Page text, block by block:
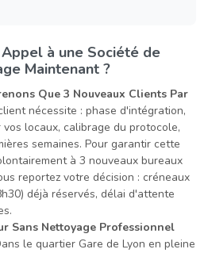
à une Société de
Maintenant ?
Que 3 Nouveaux Clients Par
nécessite : phase d'intégration,
locaux, calibrage du protocole,
semaines. Pour garantir cette
à 3 nouveaux bureaux
reportez votre décision : créneaux
déjà réservés, délai d'attente
Sans Nettoyage Professionnel
le quartier Gare de Lyon en pleine